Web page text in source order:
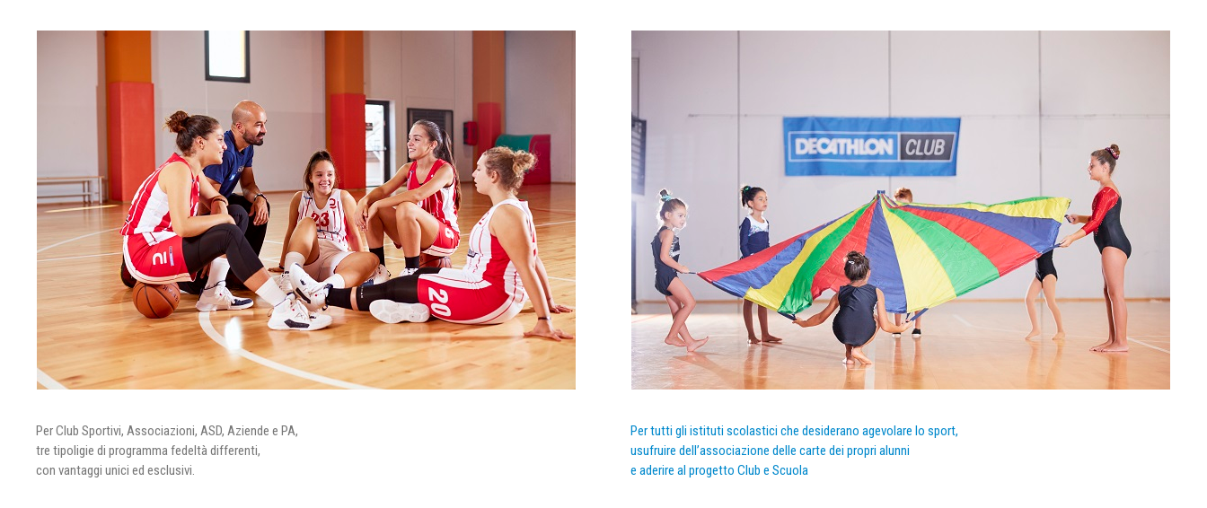
Per Club Sportivi, Associazioni, ASD, Aziende e PA,
tre tipoligie di programma fedeltà differenti,
con vantaggi unici ed esclusivi.
Per tutti gli istituti scolastici che desiderano agevolare lo sport,
usufruire dell’associazione delle carte dei propri alunni
e aderire al progetto Club e Scuola